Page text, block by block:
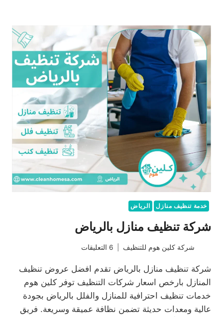
خدمة تنظيف منازل الرياض
شركة تنظيف منازل بالرياض
شركة كلين هوم للتنظيف 6 التعليقات
شركة تنظيف منازل بالرياض تقدم افضل عروض تنظيف
المنازل بارخص اسعار شركات التنظيف توفر كلين هوم
خدمات تنظيف احترافية للمنازل والفلل بالرياض بجودة
عالية ومعدات حديثة تضمن نظافة عميقة وسريعة. فريق